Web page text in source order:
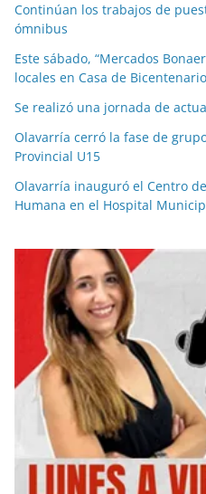
Continúan los trabajos de
ómnibus
Este sábado, “Mercados
locales en Casa de Bicentenario
Se realizó una jornada de
Olavarría cerró la fase de
Provincial U15
Olavarría inauguró el Centro
Humana en el Hospital